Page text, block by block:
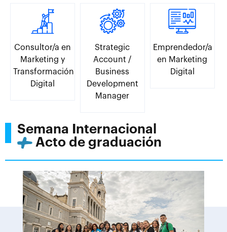
Consultor/a en
Marketing y
Transformación
Digital
Strategic
Account /
Business
Development
Manager
Emprendedor/a
en Marketing
Digital
Semana Internacional
Acto de graduación